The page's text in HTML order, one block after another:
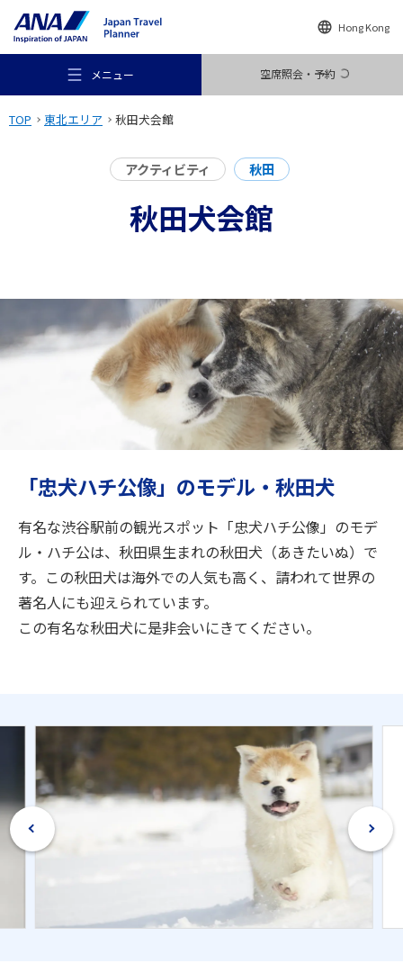
Hong Kong
メニュー 空席照会・予約
行き先
旅のお役立ち情報
閉じる
TOP 東北エリア 秋田犬会館
アクティビティ 秋田
秋田犬会館
「忠犬ハチ公像」のモデル・秋田犬
有名な渋谷駅前の観光スポット「忠犬ハチ公像」のモデ
ル・ハチ公は、秋田県生まれの秋田犬（あきたいぬ）で
す。この秋田犬は海外での人気も高く、請われて世界の
著名人にも迎えられています。
この有名な秋田犬に是非会いにきてください。